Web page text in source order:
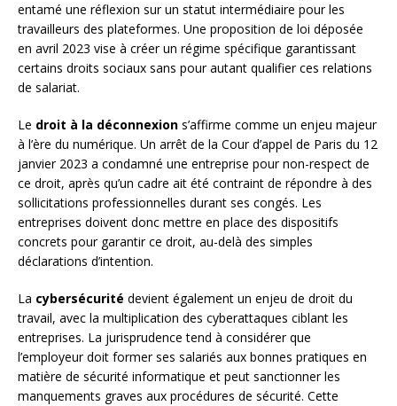
entamé une réflexion sur un statut intermédiaire pour les
travailleurs des plateformes. Une proposition de loi déposée
en avril 2023 vise à créer un régime spécifique garantissant
certains droits sociaux sans pour autant qualifier ces relations
de salariat.
Le droit à la déconnexion s’affirme comme un enjeu majeur
à l’ère du numérique. Un arrêt de la Cour d’appel de Paris du 12
janvier 2023 a condamné une entreprise pour non-respect de
ce droit, après qu’un cadre ait été contraint de répondre à des
sollicitations professionnelles durant ses congés. Les
entreprises doivent donc mettre en place des dispositifs
concrets pour garantir ce droit, au-delà des simples
déclarations d’intention.
La cybersécurité devient également un enjeu de droit du
travail, avec la multiplication des cyberattaques ciblant les
entreprises. La jurisprudence tend à considérer que
l’employeur doit former ses salariés aux bonnes pratiques en
matière de sécurité informatique et peut sanctionner les
manquements graves aux procédures de sécurité. Cette